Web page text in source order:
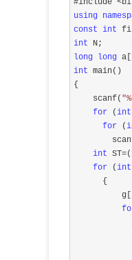
using
const int
int
long
long a[
int main()
{
    scanf(
"
for (int
for (
int ST=(
for (int
      {